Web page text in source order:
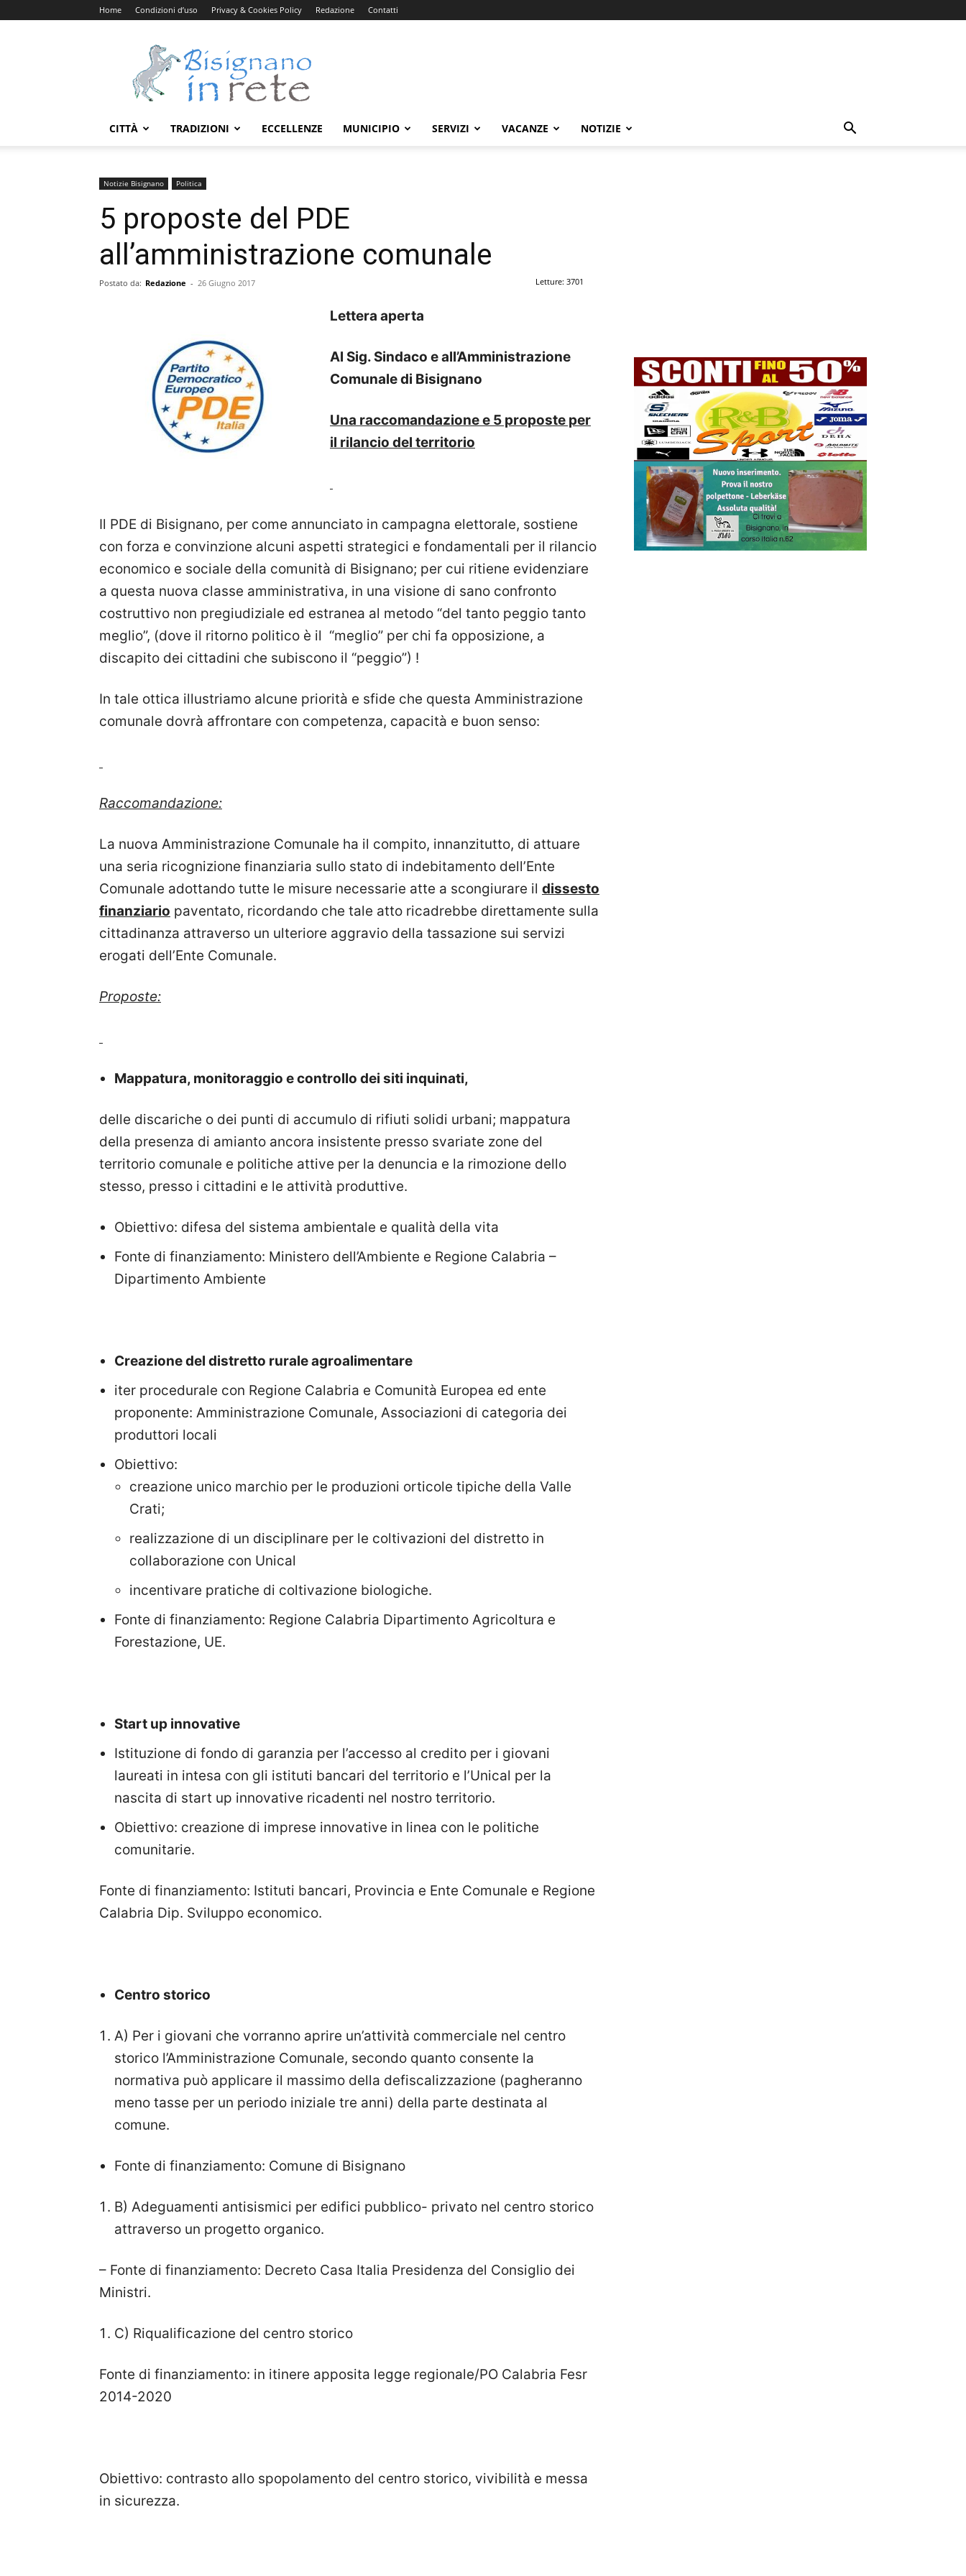
Home Condizioni d’uso Privacy & Cookies Policy Redazione Contatti
Bisignanoinrete.com
CITTÀ TRADIZIONI ECCELLENZE MUNICIPIO SERVIZI VACANZE NOTIZIE
Notizie Bisignano Politica
5 proposte del PDE
all’amministrazione comunale
Postato da: Redazione - 26 Giugno 2017 Letture: 3701
Lettera aperta
Al Sig. Sindaco e all’Amministrazione
Comunale di Bisignano
Una raccomandazione e 5 proposte per
il rilancio del territorio
Il PDE di Bisignano, per come annunciato in campagna elettorale, sostiene
con forza e convinzione alcuni aspetti strategici e fondamentali per il rilancio
economico e sociale della comunità di Bisignano; per cui ritiene evidenziare
a questa nuova classe amministrativa, in una visione di sano confronto
costruttivo non pregiudiziale ed estranea al metodo “del tanto peggio tanto
meglio”, (dove il ritorno politico è il “meglio” per chi fa opposizione, a
discapito dei cittadini che subiscono il “peggio”) !
In tale ottica illustriamo alcune priorità e sfide che questa Amministrazione
comunale dovrà affrontare con competenza, capacità e buon senso:
Raccomandazione:
La nuova Amministrazione Comunale ha il compito, innanzitutto, di attuare
una seria ricognizione finanziaria sullo stato di indebitamento dell’Ente
Comunale adottando tutte le misure necessarie atte a scongiurare il dissesto
finanziario paventato, ricordando che tale atto ricadrebbe direttamente sulla
cittadinanza attraverso un ulteriore aggravio della tassazione sui servizi
erogati dell’Ente Comunale.
Proposte:
Mappatura, monitoraggio e controllo dei siti inquinati,
delle discariche o dei punti di accumulo di rifiuti solidi urbani; mappatura
della presenza di amianto ancora insistente presso svariate zone del
territorio comunale e politiche attive per la denuncia e la rimozione dello
stesso, presso i cittadini e le attività produttive.
Obiettivo: difesa del sistema ambientale e qualità della vita
Fonte di finanziamento: Ministero dell’Ambiente e Regione Calabria –
Dipartimento Ambiente
Creazione del distretto rurale agroalimentare
iter procedurale con Regione Calabria e Comunità Europea ed ente
proponente: Amministrazione Comunale, Associazioni di categoria dei
produttori locali
Obiettivo:
creazione unico marchio per le produzioni orticole tipiche della Valle
Crati;
realizzazione di un disciplinare per le coltivazioni del distretto in
collaborazione con Unical
incentivare pratiche di coltivazione biologiche.
Fonte di finanziamento: Regione Calabria Dipartimento Agricoltura e
Forestazione, UE.
Start up innovative
Istituzione di fondo di garanzia per l’accesso al credito per i giovani
laureati in intesa con gli istituti bancari del territorio e l’Unical per la
nascita di start up innovative ricadenti nel nostro territorio.
Obiettivo: creazione di imprese innovative in linea con le politiche
comunitarie.
Fonte di finanziamento: Istituti bancari, Provincia e Ente Comunale e Regione
Calabria Dip. Sviluppo economico.
Centro storico
A) Per i giovani che vorranno aprire un’attività commerciale nel centro
storico l’Amministrazione Comunale, secondo quanto consente la
normativa può applicare il massimo della defiscalizzazione (pagheranno
meno tasse per un periodo iniziale tre anni) della parte destinata al
comune.
Fonte di finanziamento: Comune di Bisignano
B) Adeguamenti antisismici per edifici pubblico- privato nel centro storico
attraverso un progetto organico.
– Fonte di finanziamento: Decreto Casa Italia Presidenza del Consiglio dei
Ministri.
C) Riqualificazione del centro storico
Fonte di finanziamento: in itinere apposita legge regionale/PO Calabria Fesr
2014-2020
Obiettivo: contrasto allo spopolamento del centro storico, vivibilità e messa
in sicurezza.